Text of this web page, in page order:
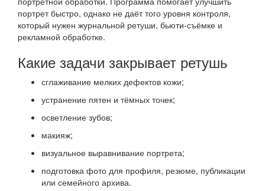
портрет быстро, однако не даёт того уровня контроля,
который нужен журнальной ретуши, бьюти-съёмке и
рекламной обработке.
Какие задачи закрывает ретушь
сглаживание мелких дефектов кожи;
устранение пятен и тёмных точек;
осветление зубов;
макияж;
визуальное выравнивание портрета;
подготовка фото для профиля, резюме, публикации
или семейного архива.